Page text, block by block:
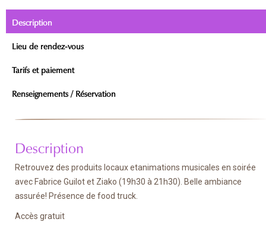
Description
Lieu de rendez-vous
Tarifs et paiement
Renseignements / Réservation
Description
Retrouvez des produits locaux etanimations musicales en soirée
avec Fabrice Guilot et Ziako (19h30 à 21h30). Belle ambiance
assurée! Présence de food truck.
Accès gratuit